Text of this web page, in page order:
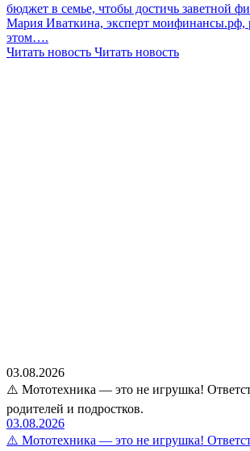
бюджет в семье, чтобы достичь заветной
Мария Иваткина, эксперт моифинансы.рф,
этом….
Читать новость Читать новость
03.08.2026
⚠️ Мототехника — это не игрушка!
родителей и подростков.
03.08.2026
⚠️ Мототехника — это не игрушка!